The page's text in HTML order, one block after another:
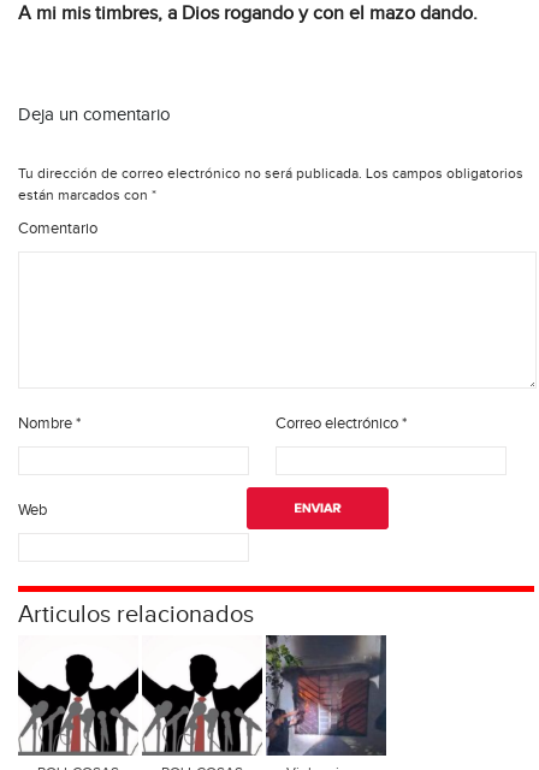
A mi mis timbres, a Dios rogando y con el mazo dando.
Deja un comentario
Tu dirección de correo electrónico no será publicada. Los campos obligatorios
están marcados con *
Comentario
Nombre* Correo electrónico*
Web
Articulos relacionados